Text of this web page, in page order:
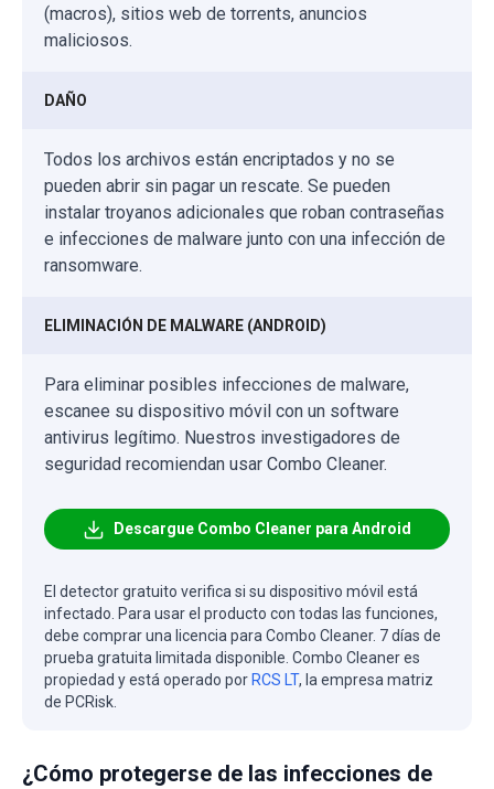
(macros), sitios web de torrents, anuncios
maliciosos.
DAÑO
Todos los archivos están encriptados y no se
pueden abrir sin pagar un rescate. Se pueden
instalar troyanos adicionales que roban contraseñas
e infecciones de malware junto con una infección de
ransomware.
ELIMINACIÓN DE MALWARE (ANDROID)
Para eliminar posibles infecciones de malware,
escanee su dispositivo móvil con un software
antivirus legítimo. Nuestros investigadores de
seguridad recomiendan usar Combo Cleaner.
Descargue Combo Cleaner para Android
El detector gratuito verifica si su dispositivo móvil está
infectado. Para usar el producto con todas las funciones,
debe comprar una licencia para Combo Cleaner. 7 días de
prueba gratuita limitada disponible. Combo Cleaner es
propiedad y está operado por RCS LT, la empresa matriz
de PCRisk.
¿Cómo protegerse de las infecciones de